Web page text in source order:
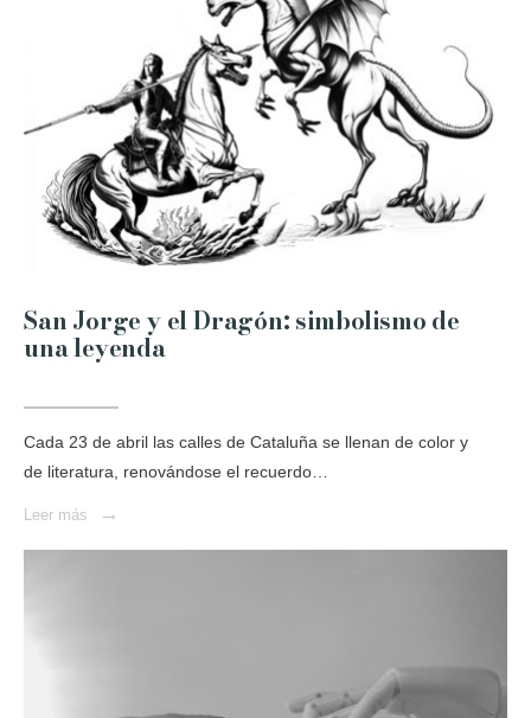
San Jorge y el Dragón: simbolismo de
una leyenda
Cada 23 de abril las calles de Cataluña se llenan de color y
de literatura, renovándose el recuerdo…
Leer más →